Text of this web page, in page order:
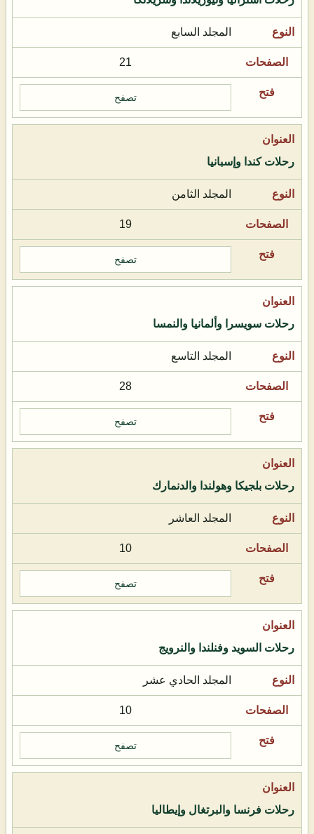
المجلد السابع
21
تصفح
رحلات كندا وإسبانيا
المجلد الثامن
19
تصفح
رحلات سويسرا وألمانيا والنمسا
المجلد التاسع
28
تصفح
رحلات بلجيكا وهولندا والدنمارك
المجلد العاشر
10
تصفح
رحلات السويد وفنلندا والنرويج
المجلد الحادي عشر
10
تصفح
رحلات فرنسا والبرتغال وإيطاليا